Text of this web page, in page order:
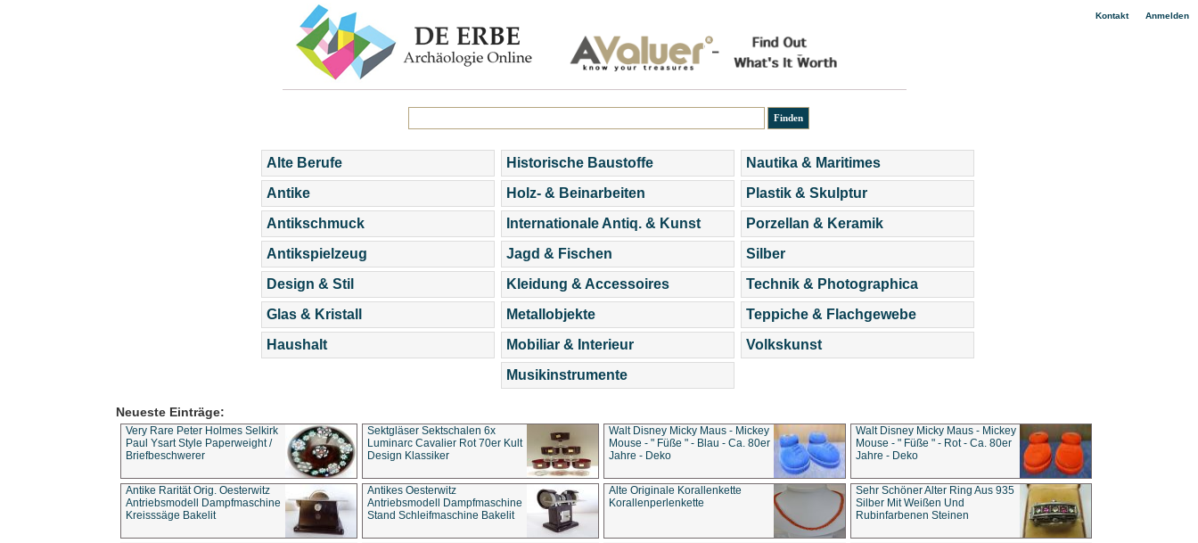
Kontakt| Anmelden
Alte Berufe
Antike
Antikschmuck
Antikspielzeug
Design & Stil
Glas & Kristall
Haushalt
Historische Baustoffe
Holz- & Beinarbeiten
Internationale Antiq. & Kunst
Jagd & Fischen
Kleidung & Accessoires
Metallobjekte
Mobiliar & Interieur
Musikinstrumente
Nautika & Maritimes
Plastik & Skulptur
Porzellan & Keramik
Silber
Technik & Photographica
Teppiche & Flachgewebe
Volkskunst
Neueste Einträge:
Very Rare Peter Holmes Selkirk
Paul Ysart Style Paperweight /
Briefbeschwerer
Sektgläser Sektschalen 6x
Luminarc Cavalier Rot 70er Kult
Design Klassiker
Walt Disney Micky Maus - Mickey
Mouse - " Füße " - Blau - Ca. 80er
Jahre - Deko
Walt Disney Micky Maus - Mickey
Mouse - " Füße " - Rot - Ca. 80er
Jahre - Deko
Antike Rarität Orig. Oesterwitz
Antriebsmodell Dampfmaschine
Kreisssäge Bakelit
Antikes Oesterwitz
Antriebsmodell Dampfmaschine
Stand Schleifmaschine Bakelit
Alte Originale Korallenkette
Korallenperlenkette
Sehr Schöner Alter Ring Aus 935
Silber Mit Weißen Und
Rubinfarbenen Steinen